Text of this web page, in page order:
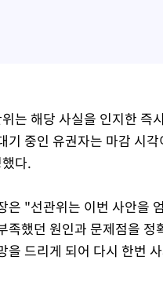
는 해당 사실을 인지한 즉
기 중인 유권자는 마감 시
다.
은 "선관위는 이번 사안을
족했던 원인과 문제점을
을 드리게 되어 다시 한번